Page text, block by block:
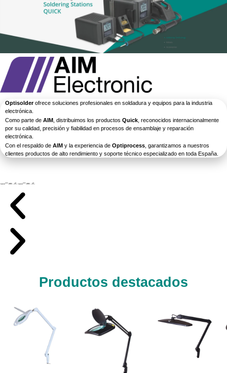
Optisolderofrece soluciones profesionales en soldadura y equipos para la industria
electrónica.
Como parte de AIM , distribuimos los productos Quick , reconocidos internacionalmente
por su calidad, precisión y fiabilidad en procesos de ensamblaje y reparación
electrónica.
Con el respaldo de AIM y la experiencia de Optiprocess , garantizamos a nuestros
clientes productos de alto rendimiento y soporte técnico especializado en toda España.
Productos destacados